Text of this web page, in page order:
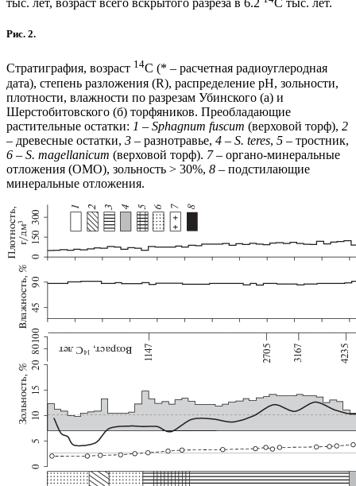
тыс. лет, возраст всего вскрытого разреза в 6.2
С тыс. лет.
Рис. 2.
Стратиграфия, возраст 14С (* – расчетная радиоуглеродная
дата), степень разложения (R), распределение pH, зольности,
плотности, влажности по разрезам Убинского (а) и
Шерстобитовского (б) торфяников. Преобладающие
растительные остатки: 1 – Sphagnum fuscum (верховой торф), 2
– древесные остатки, 3 – разнотравье, 4 – S. teres, 5 – тростник,
6 – S. magellanicum (верховой торф). 7– органо-минеральные
отложения (ОМО), зольность > 30%, 8 – подстилающие
минеральные отложения.